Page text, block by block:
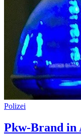
Polizei
Pkw-Brand in